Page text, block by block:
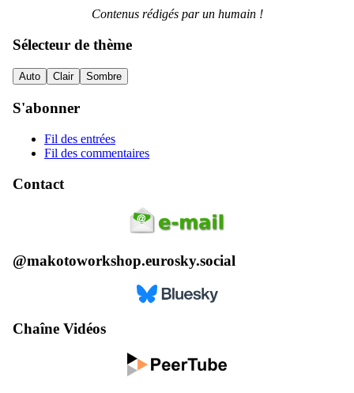
Contenus rédigés par un humain !
Sélecteur de thème
Auto Clair Sombre
S'abonner
Fil des entrées
Fil des commentaires
Contact
@makotoworkshop.eurosky.social
Chaîne Vidéos